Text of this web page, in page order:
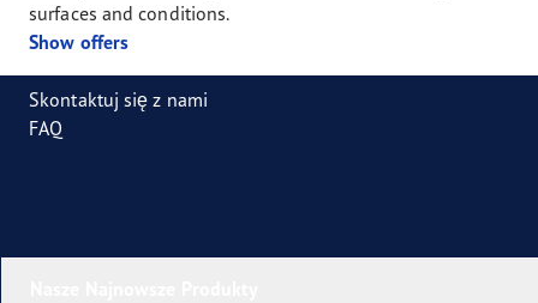
surfaces and conditions.
Show offers
Skontaktuj się z nami
FAQ